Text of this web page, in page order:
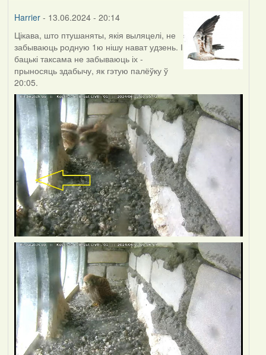
Harrier- 13.06.2024 - 20:14
Цікава, што птушаняты, якія выляцелі, не
забываюць родную 1ю нішу нават удзень. І
бацькі таксама не забываюць іх -
прыносяць здабычу, як гэтую палёўку ў
20:05.